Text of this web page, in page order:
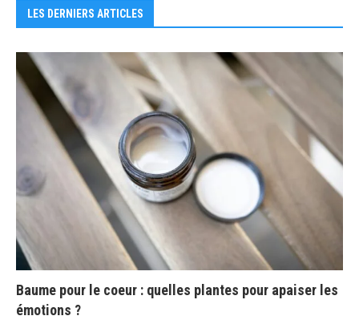
LES DERNIERS ARTICLES
Baume pour le coeur : quelles plantes pour apaiser les
émotions ?